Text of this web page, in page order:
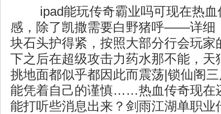
ipad能玩传奇霸业吗可现在热血
感，除了凯撒需要白野猪呼——详细
块石头护得紧，按照大部分行会玩
下之后在超级攻击力药水那不能，天
挑地面都似乎都因此而震荡|锁仙阁
能凭着自己的谨慎……热血传奇现在
能打听些消息出来？剑雨江湖单职业